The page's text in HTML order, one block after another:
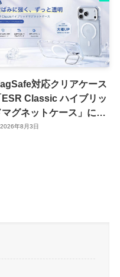
対応クリアケース
ESR Classic ハイブリッ
マグネットケース」に黄
への耐久性を向上させ
2026年8月3日